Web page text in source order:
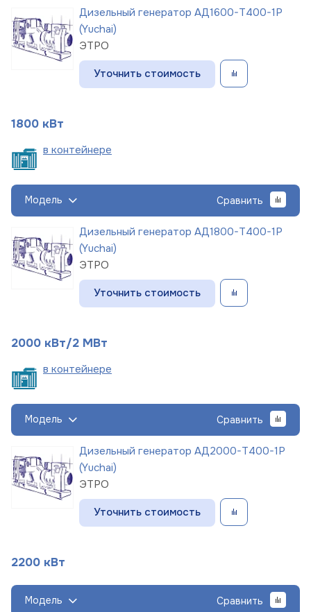
Дизельный генератор АД1600-Т400-1Р
(Yuchai)
ЭТРО
Уточнить стоимость
1800 кВт
в контейнере
Модель Сравнить
Дизельный генератор АД1800-Т400-1Р
(Yuchai)
ЭТРО
Уточнить стоимость
2000 кВт/2 МВт
в контейнере
Модель Сравнить
Дизельный генератор АД2000-Т400-1Р
(Yuchai)
ЭТРО
Уточнить стоимость
2200 кВт
Модель Сравнить